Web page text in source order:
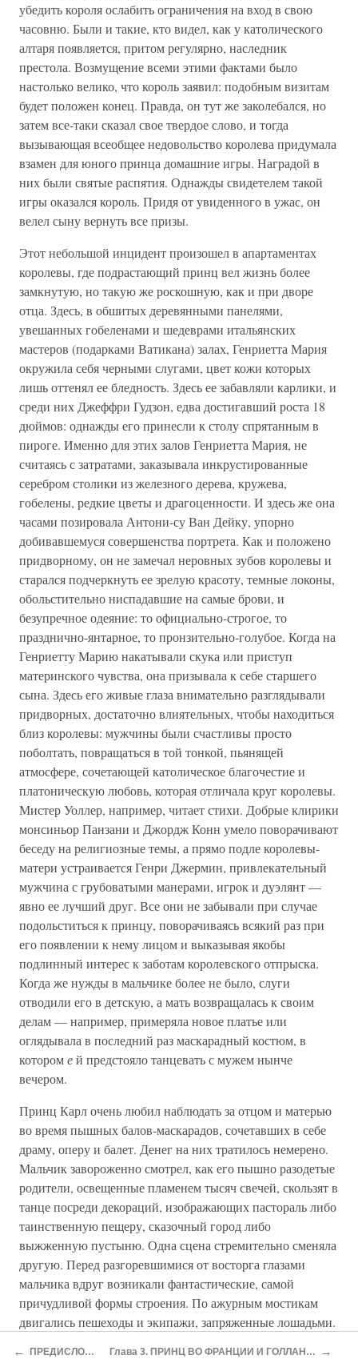
убедить короля ослабить ограничения на вход в свою
часовню. Были и такие, кто видел, как у католического
алтаря появляется, притом регулярно, наследник
престола. Возмущение всеми этими фактами было
настолько велико, что король заявил: подобным визитам
будет положен конец. Правда, он тут же заколебался, но
затем все-таки сказал свое твердое слово, и тогда
вызывающая всеобщее недовольство королева придумала
взамен для юного принца домашние игры. Наградой в
них были святые распятия. Однажды свидетелем такой
игры оказался король. Придя от увиденного в ужас, он
велел сыну вернуть все призы.
Этот небольшой инцидент произошел в апартаментах
королевы, где подрастающий принц вел жизнь более
замкнутую, но такую же роскошную, как и при дворе
отца. Здесь, в обшитых деревянными панелями,
увешанных гобеленами и шедеврами итальянских
мастеров (подарками Ватикана) залах, Генриетта Мария
окружила себя черными слугами, цвет кожи которых
лишь оттенял ее бледность. Здесь ее забавляли карлики, и
среди них Джеффри Гудзон, едва достигавший роста 18
дюймов: однажды его принесли к столу спрятанным в
пироге. Именно для этих залов Генриетта Мария, не
считаясь с затратами, заказывала инкрустированные
серебром столики из железного дерева, кружева,
гобелены, редкие цветы и драгоценности. И здесь же она
часами позировала Антони-су Ван Дейку, упорно
добивавшемуся совершенства портрета. Как и положено
придворному, он не замечал неровных зубов королевы и
старался подчеркнуть ее зрелую красоту, темные локоны,
обольстительно ниспадавшие на самые брови, и
безупречное одеяние: то официально-строгое, то
празднично-янтарное, то пронзительно-голубое. Когда на
Генриетту Марию накатывали скука или приступ
материнского чувства, она призывала к себе старшего
сына. Здесь его живые глаза внимательно разглядывали
придворных, достаточно влиятельных, чтобы находиться
близ королевы: мужчины были счастливы просто
поболтать, повращаться в той тонкой, пьянящей
атмосфере, сочетающей католическое благочестие и
платоническую любовь, которая отличала круг королевы.
Мистер Уоллер, например, читает стихи. Добрые клирики
монсиньор Панзани и Джордж Конн умело поворачивают
беседу на религиозные темы, а прямо подле королевы-
матери устраивается Генри Джермин, привлекательный
мужчина с грубоватыми манерами, игрок и дуэлянт —
явно ее лучший друг. Все они не забывали при случае
подольститься к принцу, поворачиваясь всякий раз при
его появлении к нему лицом и выказывая якобы
подлинный интерес к заботам королевского отпрыска.
Когда же нужды в мальчике более не было, слуги
отводили его в детскую, а мать возвращалась к своим
делам — например, примеряла новое платье или
оглядывала в последний раз маскарадный костюм, в
которомей предстояло танцевать с мужем нынче
вечером.
Принц Карл очень любил наблюдать за отцом и матерью
во время пышных балов-маскарадов, сочетавших в себе
драму, оперу и балет. Денег на них тратилось немерено.
Мальчик завороженно смотрел, как его пышно разодетые
родители, освещенные пламенем тысяч свечей, скользят в
танце посреди декораций, изображающих пастораль либо
таинственную пещеру, сказочный город либо
выжженную пустыню. Одна сцена стремительно сменяла
другую. Перед разгоревшимися от восторга глазами
мальчика вдруг возникали фантастические, самой
причудливой формы строения. По ажурным мостикам
двигались пешеходы и экипажи, запряженные лошадьми.
«высоко в небе плыло облако, на котором расположились
← ПРЕДИСЛОВИЕ Глава 3. ПРИНЦ ВО ФРАНЦИИ И ГОЛЛАНДИИ →